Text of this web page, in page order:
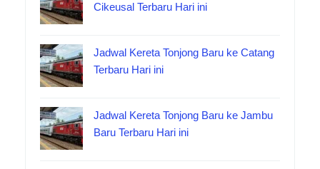
Cikeusal Terbaru Hari ini
Jadwal Kereta Tonjong Baru ke Catang
Terbaru Hari ini
Jadwal Kereta Tonjong Baru ke Jambu
Baru Terbaru Hari ini